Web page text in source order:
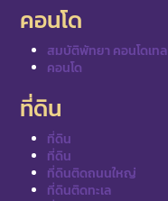
คอนโด
สมบัติพัทยา คอนโดเทล
คอนโด
ที่ดิน
ที่ดิน
ที่ดิน
ที่ดินติดถนนใหญ่
ที่ดินติดทะเล